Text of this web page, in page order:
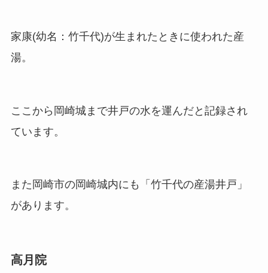
家康(幼名：竹千代)が生まれたときに使われた産
湯。
ここから岡崎城まで井戸の水を運んだと記録され
ています。
また岡崎市の岡崎城内にも「竹千代の産湯井戸」
があります。
高月院